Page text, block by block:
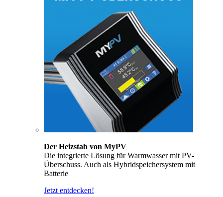
Der Heizstab von MyPV
Die integrierte Lösung für Warmwasser mit PV-
Überschuss. Auch als Hybridspeichersystem mit
Batterie
Jetzt entdecken!